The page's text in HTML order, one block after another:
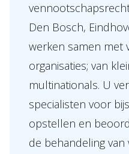
Over Holla
Expertises
Topics
Internationaal
Nieuws
Den Bosch,
werken samen met
organisaties; van
multinationals. U
specialisten voor
opstellen en
de behandeling